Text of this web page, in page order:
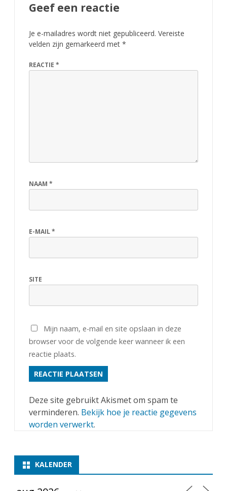
Geef een reactie
Je e-mailadres wordt niet gepubliceerd. Vereiste
velden zijn gemarkeerd met *
REACTIE *
NAAM *
E-MAIL*
SITE
Mijn naam, e-mail en site opslaan in deze
browser voor de volgende keer wanneer ik een
reactie plaats.
Deze site gebruikt Akismet om spam te
verminderen. Bekijk hoe je reactie gegevens
worden verwerkt.
KALENDER